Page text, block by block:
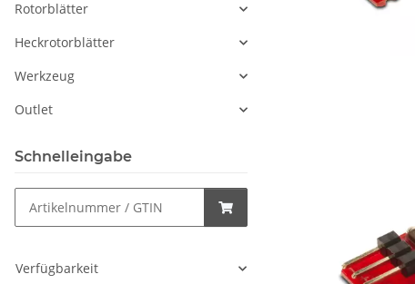
Rotorblätter
Heckrotorblätter
Werkzeug
Outlet
Schnelleingabe
Verfügbarkeit